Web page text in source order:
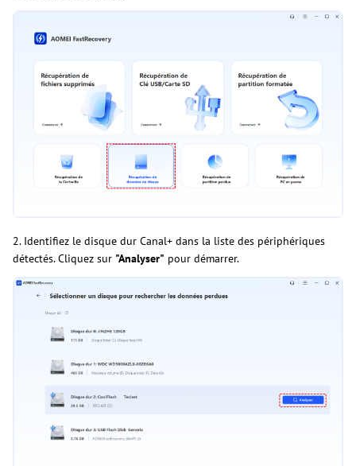
2. Identifiez le disque dur Canal+ dans la liste des périphériques
détectés. Cliquez sur "Analyser" pour démarrer.